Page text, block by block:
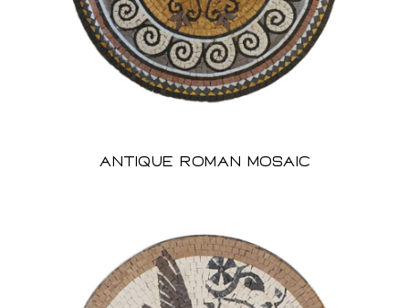
Antique Roman Mosaic